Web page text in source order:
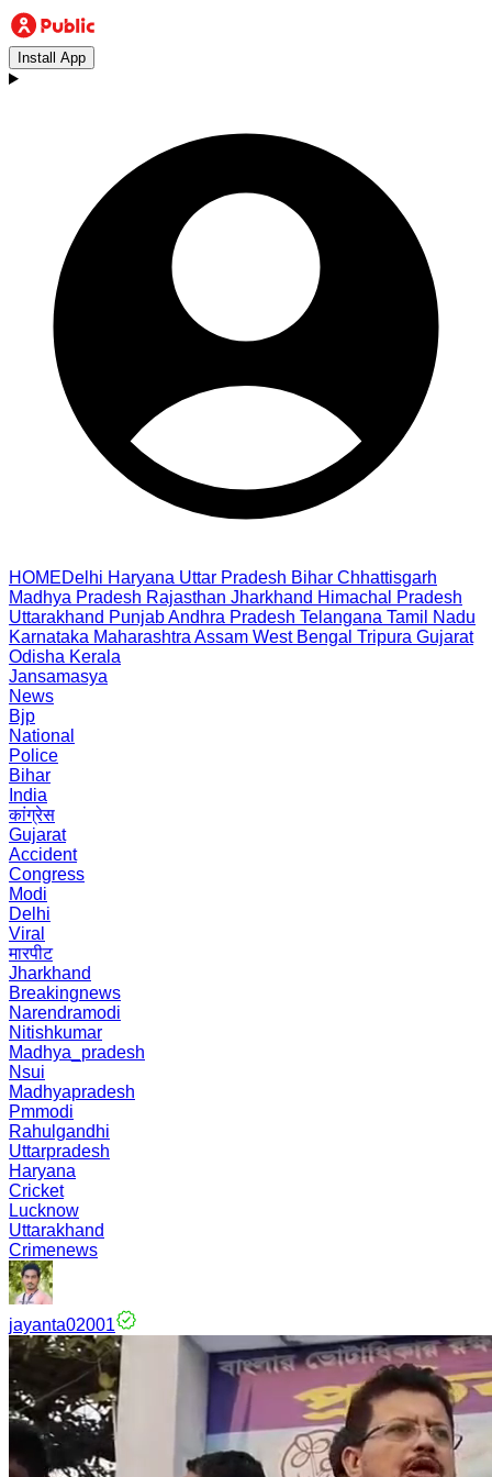
Install App
HOMEDelhi Haryana Uttar Pradesh Bihar Chhattisgarh
Madhya Pradesh Rajasthan Jharkhand Himachal Pradesh
Uttarakhand PunjabAndhra Pradesh Telangana Tamil Nadu
Karnataka Maharashtra Assam West Bengal Tripura Gujarat
Odisha Kerala
Jansamasya
News
Bjp
National
Police
Bihar
India
कांग्रेस
Gujarat
Accident
Congress
Modi
Delhi
Viral
मारपीट
Jharkhand
Breakingnews
Narendramodi
Nitishkumar
Madhya_pradesh
Nsui
Madhyapradesh
Pmmodi
Rahulgandhi
Uttarpradesh
Haryana
Cricket
Lucknow
Uttarakhand
Crimenews
jayanta02001